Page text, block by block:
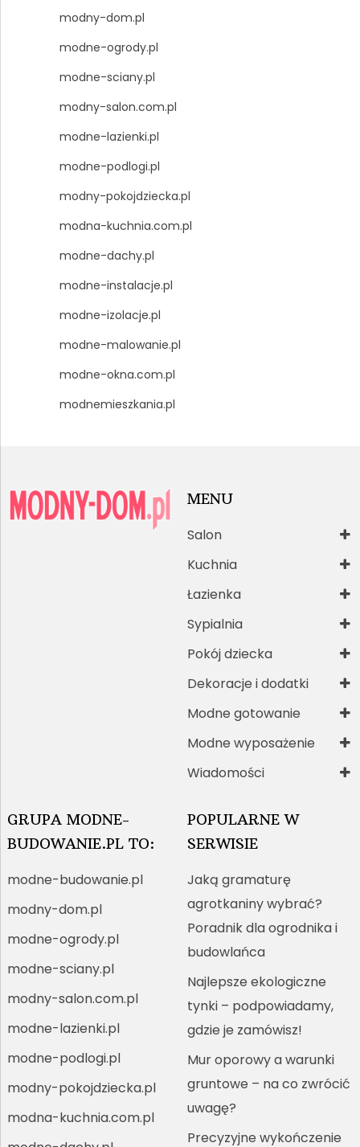
modny-dom.pl
modne-ogrody.pl
modne-sciany.pl
modny-salon.com.pl
modne-lazienki.pl
modne-podlogi.pl
modny-pokojdziecka.pl
modna-kuchnia.com.pl
modne-dachy.pl
modne-instalacje.pl
modne-izolacje.pl
modne-malowanie.pl
modne-okna.com.pl
modnemieszkania.pl
MENU
Salon
Kuchnia
Łazienka
Sypialnia
Pokój dziecka
Dekoracje i dodatki
Modne gotowanie
Modne wyposażenie
Wiadomości
GRUPA MODNE-
BUDOWANIE.PL TO:
modne-budowanie.pl
modny-dom.pl
modne-ogrody.pl
modne-sciany.pl
modny-salon.com.pl
modne-lazienki.pl
modne-podlogi.pl
modny-pokojdziecka.pl
modna-kuchnia.com.pl
POPULARNE W
SERWISIE
Jaką gramaturę
agrotkaniny wybrać?
Poradnik dla ogrodnika i
budowlańca
Najlepsze ekologiczne
tynki – podpowiadamy,
gdzie je zamówisz!
Mur oporowy a warunki
gruntowe – na co zwrócić
uwagę?
Precyzyjne wykończenie